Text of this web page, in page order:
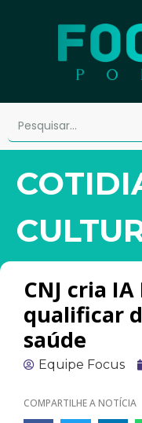
CNJ cria
qualificar
saúde
Equipe Focus
COMPARTILHE A NOTÍCIA